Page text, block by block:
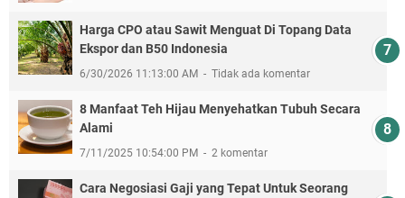
Harga CPO atau Sawit Menguat Di Topang Data
Ekspor dan B50 Indonesia
6/30/2026 11:13:00 AM Tidak ada komentar
8 Manfaat Teh Hijau Menyehatkan Tubuh Secara
Alami
7/11/2025 10:54:00 PM 2 komentar
Cara Negosiasi Gaji yang Tepat Untuk Seorang